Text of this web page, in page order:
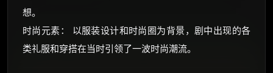
想。
时尚元素： 以服装设计和时尚圈为背景，剧中出现的各
类礼服和穿搭在当时引领了一波时尚潮流。